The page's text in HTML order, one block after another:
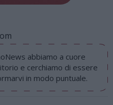
abbiamo a cuore
e cerchiamo di essere
in modo puntuale.